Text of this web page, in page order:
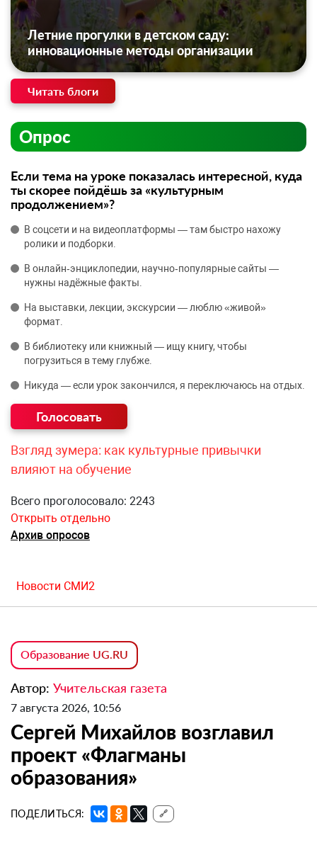
Летние прогулки в детском саду:
инновационные методы организации
Читать блоги
Опрос
Если тема на уроке показалась интересной, куда
ты скорее пойдёшь за «культурным
продолжением»?
В соцсети и на видеоплатформы — там быстро нахожу
ролики и подборки.
В онлайн‑энциклопедии, научно‑популярные сайты —
нужны надёжные факты.
На выставки, лекции, экскурсии — люблю «живой»
формат.
В библиотеку или книжный — ищу книгу, чтобы
погрузиться в тему глубже.
Никуда — если урок закончился, я переключаюсь на отдых.
Взгляд зумера: как культурные привычки
влияют на обучение
Всего проголосовало: 2243
Открыть отдельно
Архив опросов
Новости СМИ2
Образование UG.RU
Автор: Учительская газета
7 августа 2026, 10:56
Сергей Михайлов возглавил
проект «Флагманы
образования»
ПОДЕЛИТЬСЯ: 🔗